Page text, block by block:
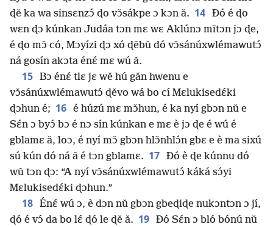
ɖě ka wa sinsɛnzɔ́ ɖo vɔ̌sákpe ɔ kɔn ǎ. 14 Ðó é ɖo
wɛn ɖɔ kúnkan Judáa tɔn mɛ wɛ Aklúnɔ mǐtɔn jɔ ɖe,
é ɖo mɔ̌ có, Mɔyízi ɖɔ xó ɖěbǔ dó vɔ̌sánúxwlémawutɔ́
ná gosín akɔta énɛ́ mɛ wú ǎ.
15 Bɔ énɛ́ tlɛ jɛ wě hú gǎn hwenu e
vɔ̌sánúxwlémawutɔ́ ɖěvo wá bo cí Mɛlukisedɛ́ki
ɖɔhun é; 16 é húzú mɛ mɔ̌hun, é ka nyí gbɔn nǔ e
Sɛ́n ɔ byɔ́ bɔ é nɔ sín kúnkan e mɛ è jɔ ɖe é wú é
gblamɛ ǎ, loɔ, é nyí mɔ̌ gbɔn hlɔ̌nhlɔ́n gbɛ e è ma sixú
sú kún dó ná ǎ é tɔn gblamɛ. 17 Ðó è ɖe kúnnu dó
wǔ tɔn ɖɔ: “A nyí vɔ̌sánúxwlémawutɔ́ káká sɔ́yi
Mɛlukisedɛ́ki ɖɔhun.”
18 Énɛ́ wú ɔ, è dɔn nǔ gbɔn gbeɖiɖe nukɔntɔn ɔ jí,
ɖó é vɔ́ da bo lɛ́ ɖó le ɖě ǎ. 19 Ðó Sɛ́n ɔ bló bónú nǔ